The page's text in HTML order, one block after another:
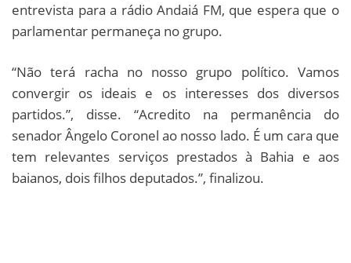
entrevista para a rádio Andaiá FM, que espera que o
parlamentar permaneça no grupo.
“Não terá racha no nosso grupo político. Vamos
convergir os ideais e os interesses dos diversos
partidos.”, disse. “Acredito na permanência do
senador Ângelo Coronel ao nosso lado. É um cara que
tem relevantes serviços prestados à Bahia e aos
baianos, dois filhos deputados.”, finalizou.